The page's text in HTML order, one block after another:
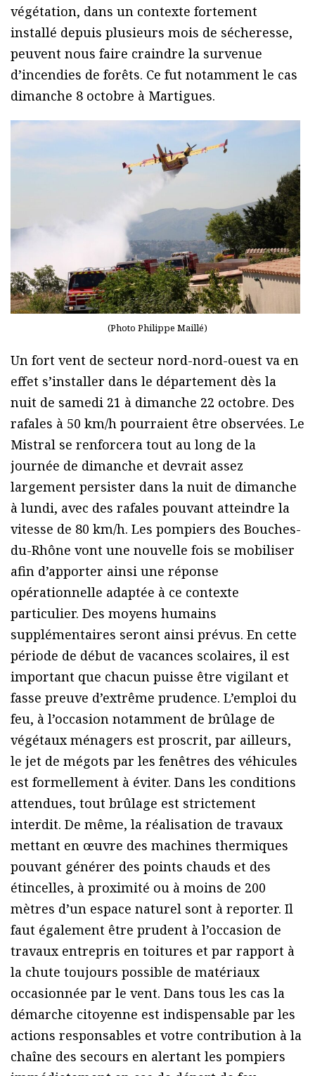
végétation, dans un contexte fortement
installé depuis plusieurs mois de sécheresse,
peuvent nous faire craindre la survenue
d’incendies de forêts. Ce fut notamment le cas
dimanche 8 octobre à Martigues.
(Photo Philippe Maillé)
Un fort vent de secteur nord-nord-ouest va en
effet s’installer dans le département dès la
nuit de samedi 21 à dimanche 22 octobre. Des
rafales à 50 km/h pourraient être observées. Le
Mistral se renforcera tout au long de la
journée de dimanche et devrait assez
largement persister dans la nuit de dimanche
à lundi, avec des rafales pouvant atteindre la
vitesse de 80 km/h. Les pompiers des Bouches-
du-Rhône vont une nouvelle fois se mobiliser
afin d’apporter ainsi une réponse
opérationnelle adaptée à ce contexte
particulier. Des moyens humains
supplémentaires seront ainsi prévus. En cette
période de début de vacances scolaires, il est
important que chacun puisse être vigilant et
fasse preuve d’extrême prudence. L’emploi du
feu, à l’occasion notamment de brûlage de
végétaux ménagers est proscrit, par ailleurs,
le jet de mégots par les fenêtres des véhicules
est formellement à éviter. Dans les conditions
attendues, tout brûlage est strictement
interdit. De même, la réalisation de travaux
mettant en œuvre des machines thermiques
pouvant générer des points chauds et des
étincelles, à proximité ou à moins de 200
mètres d’un espace naturel sont à reporter. Il
faut également être prudent à l’occasion de
travaux entrepris en toitures et par rapport à
la chute toujours possible de matériaux
occasionnée par le vent. Dans tous les cas la
démarche citoyenne est indispensable par les
actions responsables et votre contribution à la
chaîne des secours en alertant les pompiers